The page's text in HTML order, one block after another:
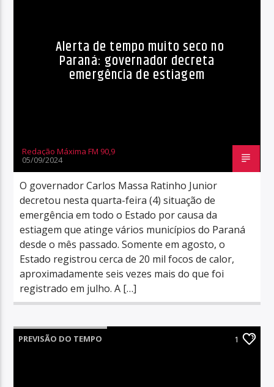
Alerta de tempo muito seco no
Paraná: governador decreta
emergência de estiagem
Redação Máxima FM 90,9
05/09/2024
O governador Carlos Massa Ratinho Junior
decretou nesta quarta-feira (4) situação de
emergência em todo o Estado por causa da
estiagem que atinge vários municípios do Paraná
desde o mês passado. Somente em agosto, o
Estado registrou cerca de 20 mil focos de calor,
aproximadamente seis vezes mais do que foi
registrado em julho. A […]
PREVISÃO DO TEMPO 1